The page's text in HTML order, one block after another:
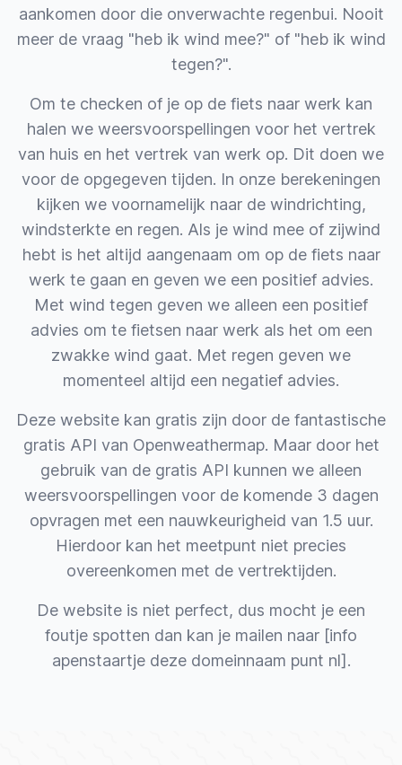
aankomen door die onverwachte regenbui. Nooit
meer de vraag "heb ik wind mee?" of "heb ik wind
tegen?".
Om te checken of je op de fiets naar werk kan
halen we weersvoorspellingen voor het vertrek
van huis en het vertrek van werk op. Dit doen we
voor de opgegeven tijden. In onze berekeningen
kijken we voornamelijk naar de windrichting,
windsterkte en regen. Als je wind mee of zijwind
hebt is het altijd aangenaam om op de fiets naar
werk te gaan en geven we een positief advies.
Met wind tegen geven we alleen een positief
advies om te fietsen naar werk als het om een
zwakke wind gaat. Met regen geven we
momenteel altijd een negatief advies.
Deze website kan gratis zijn door de fantastische
gratis API van Openweathermap. Maar door het
gebruik van de gratis API kunnen we alleen
weersvoorspellingen voor de komende 3 dagen
opvragen met een nauwkeurigheid van 1.5 uur.
Hierdoor kan het meetpunt niet precies
overeenkomen met de vertrektijden.
De website is niet perfect, dus mocht je een
foutje spotten dan kan je mailen naar [info
apenstaartje deze domeinnaam punt nl].